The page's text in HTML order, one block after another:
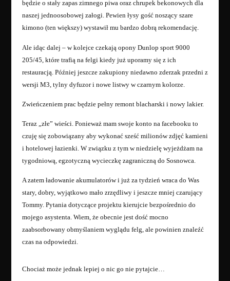
będzie o stały zapas zimnego piwa oraz chrupek bekonowych dla
naszej jednoosobowej załogi. Pewien łysy gość noszący szare
kimono (ten większy) wystawił mu bardzo dobrą rekomendację.
Ale idąc dalej – w kolejce czekają opony Dunlop sport 9000
205/45, które trafią na felgi kiedy już uporamy się z ich
restauracją. Później jeszcze zakupiony niedawno zderzak przedni z
wersji M3, tylny dyfuzor i nowe listwy w czarnym kolorze.
Zwieńczeniem prac będzie pełny remont blacharski i nowy lakier.
Teraz „złe” wieści. Ponieważ mam swoje konto na facebooku to
czuję się zobowiązany aby wykonać sześć milionów zdjęć kamieni
i hotelowej łazienki. W związku z tym w niedzielę wyjeżdżam na
tygodniową, egzotyczną wycieczkę zagraniczną do Sosnowca.
A zatem ładowanie akumulatorów i już za tydzień wraca do Was
stary, dobry, wyjątkowo mało zrzędliwy i jeszcze mniej czarujący
Tommy. Pytania dotyczące projektu kierujcie bezpośrednio do
mojego asystenta. Wiem, że obecnie jest dość mocno
zaabsorbowany obmyślaniem wyglądu felg, ale powinien znaleźć
czas na odpowiedzi.
Chociaż może jednak lepiej o nic go nie pytajcie…